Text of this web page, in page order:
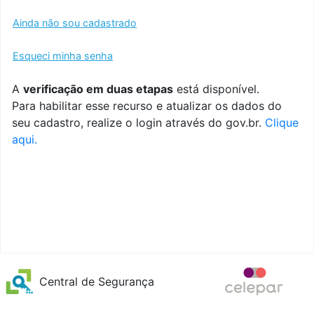
Ainda não sou cadastrado
Esqueci minha senha
A verificação em duas etapas está disponível.
Para habilitar esse recurso e atualizar os dados do
seu cadastro, realize o login através do gov.br. Clique
aqui.
Central de Segurança